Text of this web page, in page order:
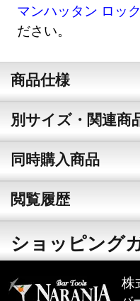
マンハッタン ロッ
ださい。
商品仕様
別サイズ・関連商
同時購入商品
閲覧履歴
ショッピング
株